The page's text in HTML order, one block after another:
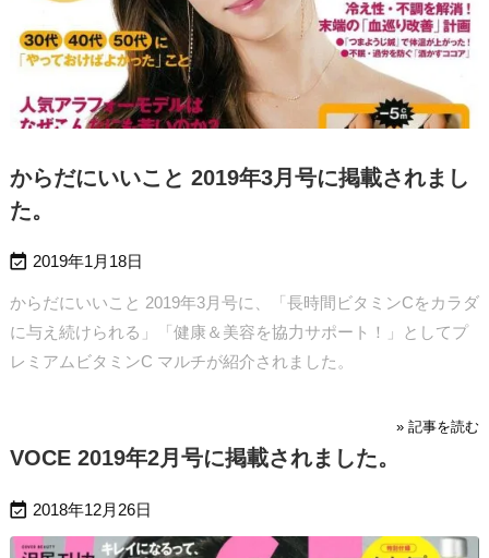
からだにいいこと 2019年3月号に掲載されまし
た。
 2019年1月18日
からだにいいこと 2019年3月号に、「長時間ビタミンCをカラダ
に与え続けられる」「健康＆美容を協力サポート！」としてプ
レミアムビタミンC マルチが紹介されました。
» 記事を読む
VOCE 2019年2月号に掲載されました。
 2018年12月26日